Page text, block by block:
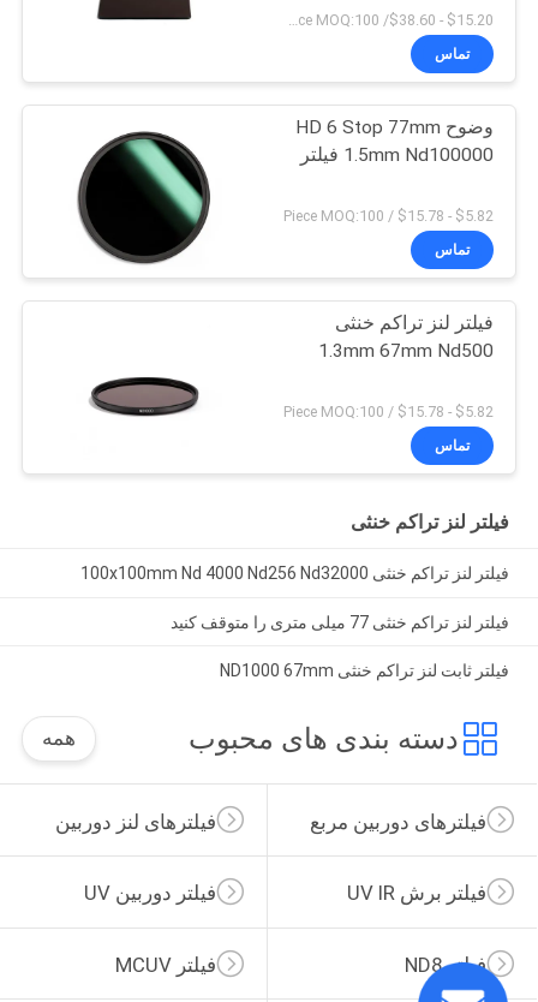
$15.20 - $38.60/ Piece MOQ:100
تماس
وضوح HD 6 Stop 77mm
1.5mm Nd100000 فیلتر
$5.82 - $15.78 / Piece MOQ:100
تماس
فیلتر لنز تراکم خنثی
1.3mm 67mm Nd500
$5.82 - $15.78 / Piece MOQ:100
تماس
فیلتر لنز تراکم خنثی
فیلتر لنز تراکم خنثی 100x100mm Nd 4000 Nd256 Nd32000
فیلتر لنز تراکم خنثی 77 میلی متری را متوقف کنید
فیلتر ثابت لنز تراکم خنثی ND1000 67mm
دسته بندی های محبوب همه
فیلترهای لنز دوربین فیلترهای دوربین مربع
فیلتر دوربین UV فیلتر برش UV IR
فیلتر MCUV فیلتر ND8